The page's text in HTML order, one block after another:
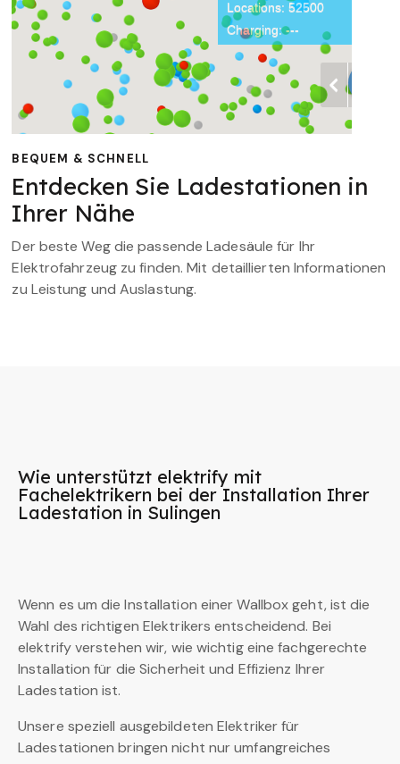
BEQUEM & SCHNELL
Entdecken Sie Ladestationen in
Ihrer Nähe
Der beste Weg die passende Ladesäule für Ihr
Elektrofahrzeug zu finden. Mit detaillierten Informationen
zu Leistung und Auslastung.
Wie unterstützt elektrify mit
Fachelektrikern bei der Installation Ihrer
Ladestation in Sulingen
Wenn es um die Installation einer Wallbox geht, ist die
Wahl des richtigen Elektrikers entscheidend. Bei
elektrify verstehen wir, wie wichtig eine fachgerechte
Installation für die Sicherheit und Effizienz Ihrer
Ladestation ist.
Unsere speziell ausgebildeten Elektriker für
Ladestationen bringen nicht nur umfangreiches